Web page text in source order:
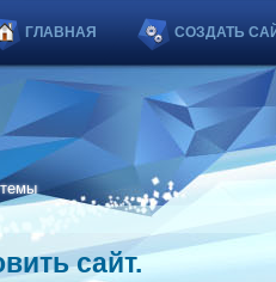
ГЛАВНАЯ СОЗДАТЬ
сайт.